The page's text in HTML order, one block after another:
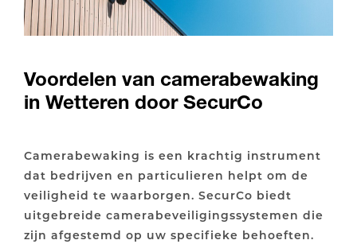
Voordelen van camerabewaking
in Wetteren door SecurCo
Camerabewaking is een krachtig instrument
dat bedrijven en particulieren helpt om de
veiligheid te waarborgen. SecurCo biedt
uitgebreide camerabeveiligingssystemen die
zijn afgestemd op uw specifieke behoeften.